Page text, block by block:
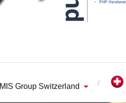
MIS Group Switzerland